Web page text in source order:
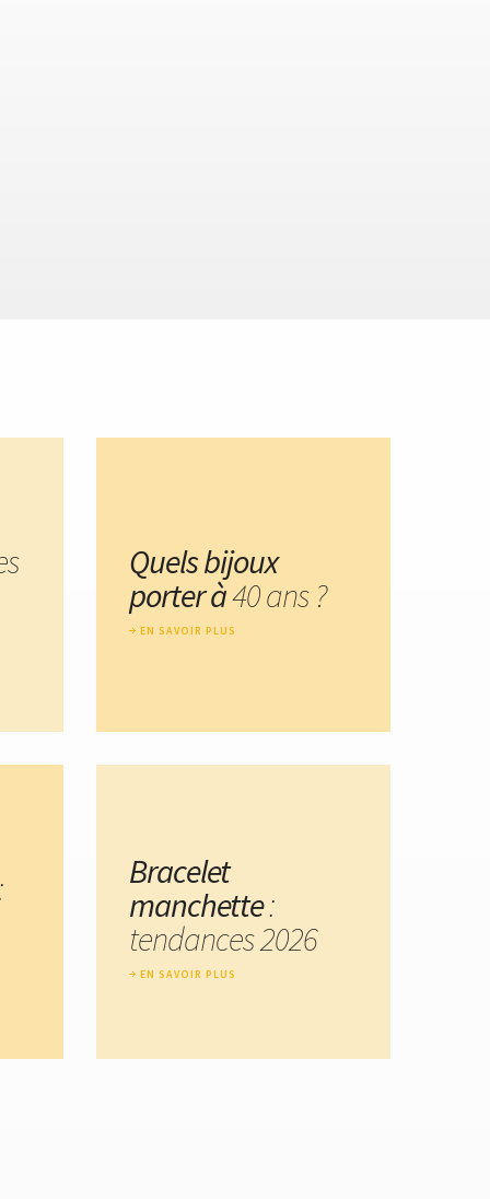
Quels bijoux
porter à40 ans ?
EN SAVOIR PLUS
Bracelet
manchette:
tendances 2026
EN SAVOIR PLUS